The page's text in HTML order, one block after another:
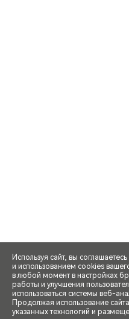
Используя сайт, вы соглашаетесь
и использованием cookies
в любой момент в настройках
работы и улучшения
использоваться системы веб-
Продолжая использование
указанных технологий и